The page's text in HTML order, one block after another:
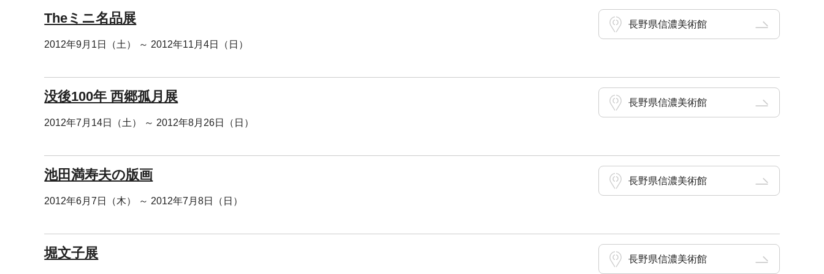
Theミニ名品展
2012年9月1日（土） ～ 2012年11月4日（日）
長野県信濃美術館
没後100年 西郷孤月展
2012年7月14日（土） ～ 2012年8月26日（日）
長野県信濃美術館
池田満寿夫の版画
2012年6月7日（木） ～ 2012年7月8日（日）
長野県信濃美術館
堀文子展 長野県信濃美術館